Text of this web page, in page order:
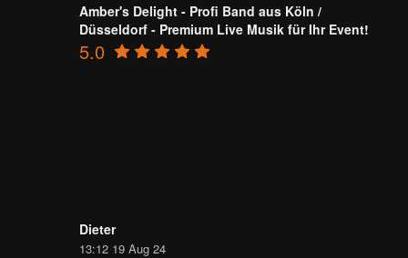
Amber's Delight - Profi Band aus Köln /
Düsseldorf - Premium Live Musik für Ihr Event!
5.0
Dieter
13:12 19 Aug 24